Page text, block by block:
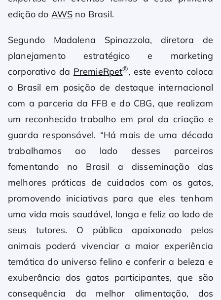
edição do AWS no Brasil.
Segundo Madalena Spinazzola, diretora de
planejamento estratégico e marketing
corporativo da PremieRpet®, este evento coloca
o Brasil em posição de destaque internacional
com a parceria da FFB e do CBG, que realizam
um reconhecido trabalho em prol da criação e
guarda responsável. “Há mais de uma década
trabalhamos ao lado desses parceiros
fomentando no Brasil a disseminação das
melhores práticas de cuidados com os gatos,
promovendo iniciativas para que eles tenham
uma vida mais saudável, longa e feliz ao lado de
seus tutores. O público apaixonado pelos
animais poderá vivenciar a maior experiência
temática do universo felino e conferir a beleza e
exuberância dos gatos participantes, que são
consequência da melhor alimentação, dos